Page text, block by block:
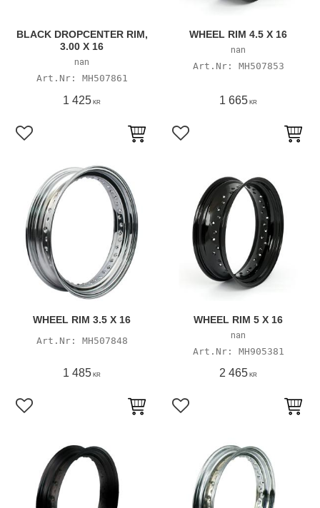
BLACK DROPCENTER RIM,
3.00 X 16
nan
MH507861
1 425 KR
Lägg till i favoriter
WHEEL RIM 4.5 X 16
nan
MH507853
1 665 KR
Lägg till i favoriter
WHEEL RIM 3.5 X 16
MH507848
1 485 KR
Lägg till i favoriter
WHEEL RIM 5 X 16
nan
MH905381
2 465 KR
Lägg till i favoriter